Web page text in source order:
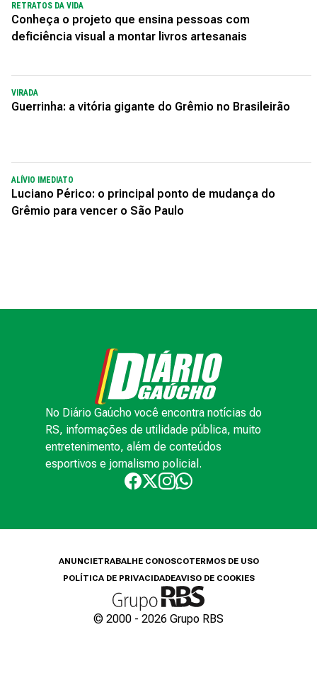
RETRATOS DA VIDA
Conheça o projeto que ensina pessoas com
deficiência visual a montar livros artesanais
VIRADA
Guerrinha: a vitória gigante do Grêmio no Brasileirão
ALÍVIO IMEDIATO
Luciano Périco: o principal ponto de mudança do
Grêmio para vencer o São Paulo
No Diário Gaúcho você encontra notícias do
RS, informações de utilidade pública, muito
entretenimento, além de conteúdos
esportivos e jornalismo policial.
ANUNCIETRABALHE CONOSCOTERMOS DE USO
POLÍTICA DE PRIVACIDADEAVISO DE COOKIES
© 2000 - 2026 Grupo RBS